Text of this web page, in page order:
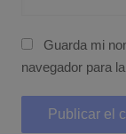
Guarda mi
navegador para